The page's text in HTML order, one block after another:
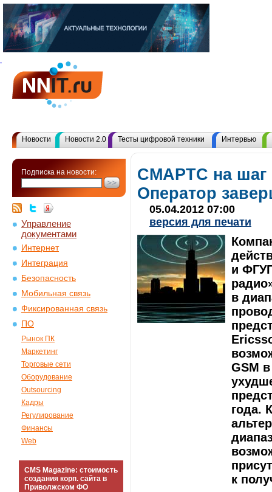
Новости Новости 2.0 Тесты цифровой техники Интервью
Подписка на новости:
Управление
документами
Интернет
Интеграция
Безопасность
Мобильная связь
Фиксированная связь
ПО
Рынок ПК
Маркетинг
Торговые сети
Оборудование
Outsourcing
Кадры
Регулирование
Финансы
Web
CMS Magazine: стоимость
создания корп. сайта в
Приволжском ФО
СМАРТС на шаг
Оператор
05.04.2012 07:00
версия для печати
и
в
GSM
года.
к